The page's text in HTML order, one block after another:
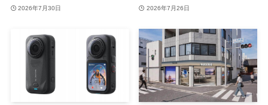
レスレンダリング画像が流
2026年7月30日
｢X5｣との大きさ比較も
2026年7月26日